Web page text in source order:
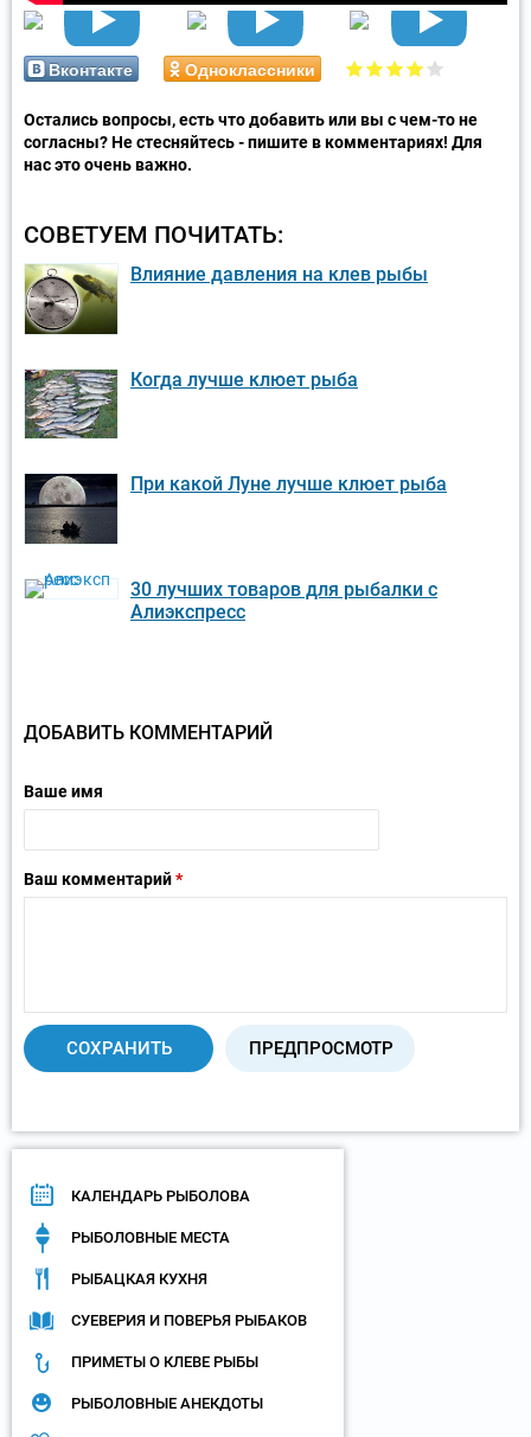
Вконтакте Одноклассники
Остались вопросы, есть что добавить или вы с чем-то не
согласны? Не стесняйтесь - пишите в комментариях! Для
нас это очень важно.
СОВЕТУЕМ ПОЧИТАТЬ:
Влияние давления на клев рыбы
Когда лучше клюет рыба
При какой Луне лучше клюет рыба
30 лучших товаров для рыбалки с
Алиэкспресс
ДОБАВИТЬ КОММЕНТАРИЙ
Ваше имя
Ваш комментарий*
КАЛЕНДАРЬ РЫБОЛОВА
РЫБОЛОВНЫЕ МЕСТА
РЫБАЦКАЯ КУХНЯ
СУЕВЕРИЯ И ПОВЕРЬЯ РЫБАКОВ
ПРИМЕТЫ О КЛЕВЕ РЫБЫ
РЫБОЛОВНЫЕ АНЕКДОТЫ